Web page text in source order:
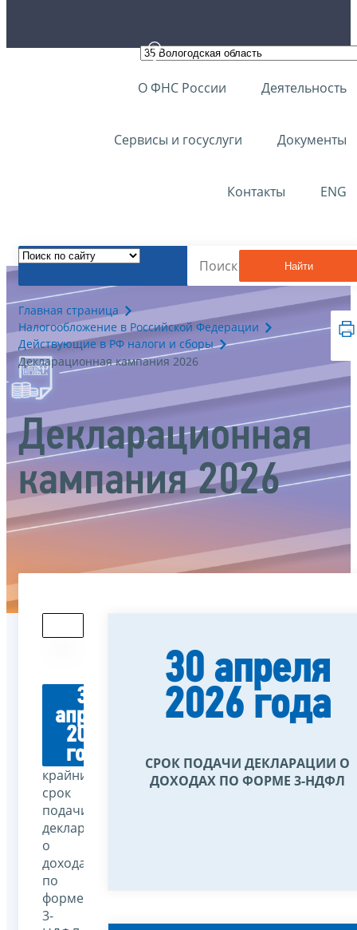
О ФНС России Деятельность
Сервисы и госуслуги Документы
Контакты ENG
Найти
Главная страница
Налогообложение в Российской Федерации
Действующие в РФ налоги и сборы
Декларационная кампания 2026
Декларационная
кампания 2026
30
апреля
2026
года
крайний
срок
подачи
декларации
о
доходах
по
форме
3-
30 апреля
2026 года
СРОК ПОДАЧИ ДЕКЛАРАЦИИ О
ДОХОДАХ ПО ФОРМЕ 3-НДФЛ